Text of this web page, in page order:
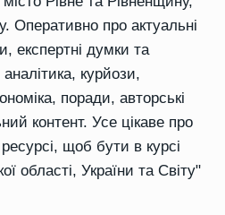
Оперативно про актуальні
експертні думки та
курйози,
поради, авторські
контент. Усе цікаве про
щоб бути в курсі
області, України та Світу"